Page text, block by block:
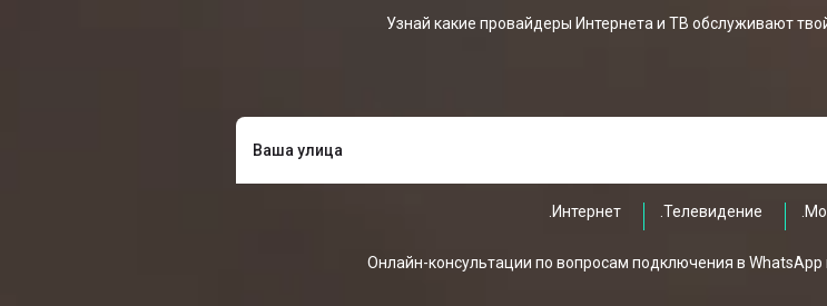
Узнай какие провайдеры Интернета и ТВ обслуживают
.Интернет .Телевидение
Онлайн-консультации по вопросам подключения в